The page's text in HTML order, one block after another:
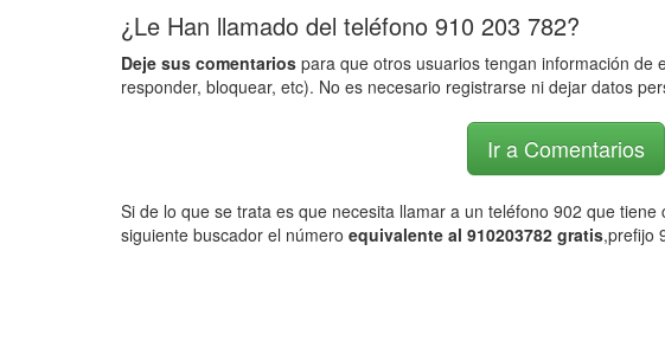
¿Le Han llamado del teléfono 910 203 782?
Deje sus comentarios para que otros usuarios tengan información de
responder, bloquear, etc). No es necesario registrarse ni dejar datos
Ir a Comentarios
Si de lo que se trata es que necesita llamar a un teléfono 902 que
siguiente buscador el número equivalente al 910203782 gratis,prefijo